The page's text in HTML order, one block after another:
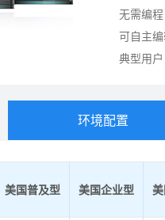
无需编
可自主
典型用
环境配置
美国普及型 美国企业型